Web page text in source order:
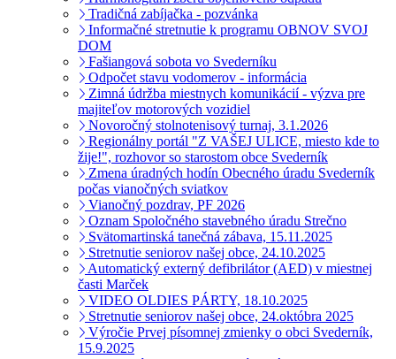
Tradičná zabíjačka - pozvánka
Informačné stretnutie k programu OBNOV SVOJ
DOM
Fašiangová sobota vo Svederníku
Odpočet stavu vodomerov - informácia
Zimná údržba miestnych komunikácií - výzva pre
majiteľov motorových vozidiel
Novoročný stolnotenisový turnaj, 3.1.2026
Regionálny portál "Z VAŠEJ ULICE, miesto kde to
žije!", rozhovor so starostom obce Svederník
Zmena úradných hodín Obecného úradu Svederník
počas vianočných sviatkov
Vianočný pozdrav, PF 2026
Oznam Spoločného stavebného úradu Strečno
Svätomartinská tanečná zábava, 15.11.2025
Stretnutie seniorov našej obce, 24.10.2025
Automatický externý defibrilátor (AED) v miestnej
časti Marček
VIDEO OLDIES PÁRTY, 18.10.2025
Stretnutie seniorov našej obce, 24.októbra 2025
Výročie Prvej písomnej zmienky o obci Svederník,
15.9.2025